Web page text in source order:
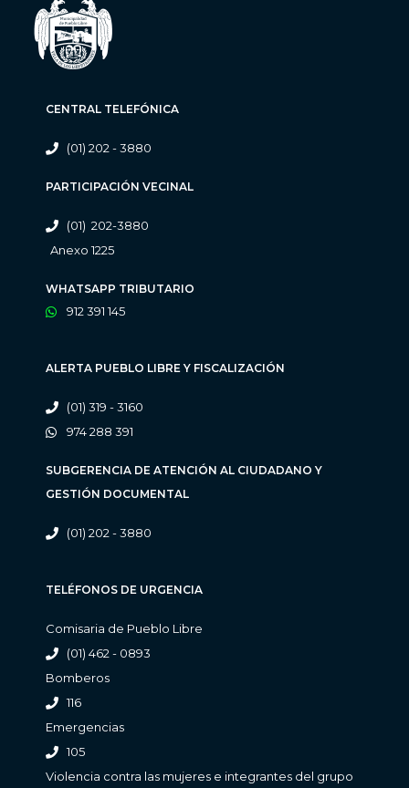
CENTRAL TELEFÓNICA
(01) 202 - 3880
PARTICIPACIÓN VECINAL
(01) 202-3880
Anexo 1225
WHATSAPP TRIBUTARIO
912 391 145
ALERTA PUEBLO LIBRE Y FISCALIZACIÓN
(01) 319 - 3160
974 288 391
SUBGERENCIA DE ATENCIÓN AL CIUDADANO Y
GESTIÓN DOCUMENTAL
(01) 202 - 3880
TELÉFONOS DE URGENCIA
Comisaria de Pueblo Libre
(01) 462 - 0893
Bomberos
116
Emergencias
105
Violencia contra las mujeres e integrantes del grupo